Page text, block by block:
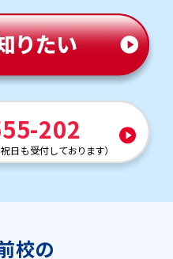
202
祝日も受付しております）
校の